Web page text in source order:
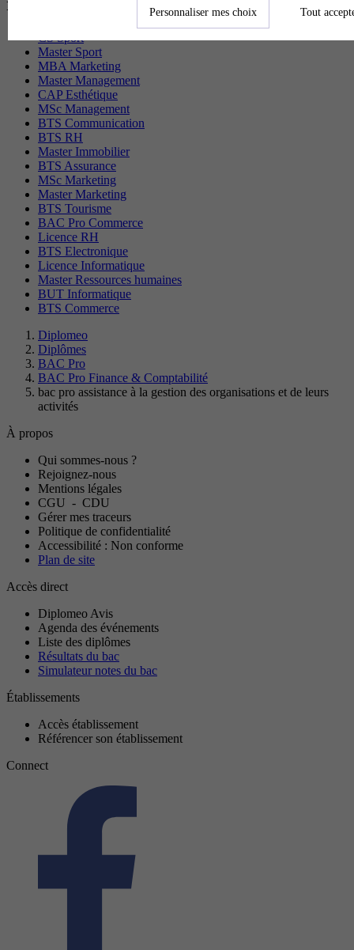
recherchés
CS Sport
Master Sport
MBA Marketing
Master Management
CAP Esthétique
MSc Management
BTS Communication
BTS RH
Master Immobilier
BTS Assurance
MSc Marketing
Master Marketing
BTS Tourisme
BAC Pro Commerce
Licence RH
BTS Electronique
Licence Informatique
Master Ressources humaines
BUT Informatique
BTS Commerce
Diplomeo
Diplômes
BAC Pro
BAC Pro Finance & Comptabilité
bac pro assistance à la gestion des organisations et de leurs
activités
À propos
Qui sommes-nous ?
Rejoignez-nous
Mentions légales
CGU - CDU
Gérer mes traceurs
Politique de confidentialité
Accessibilité : Non conforme
Plan de site
Accès direct
Diplomeo Avis
Agenda des événements
Liste des diplômes
Résultats du bac
Simulateur notes du bac
Établissements
Accès établissement
Référencer son établissement
Connect
Personnaliser mes choix Tout